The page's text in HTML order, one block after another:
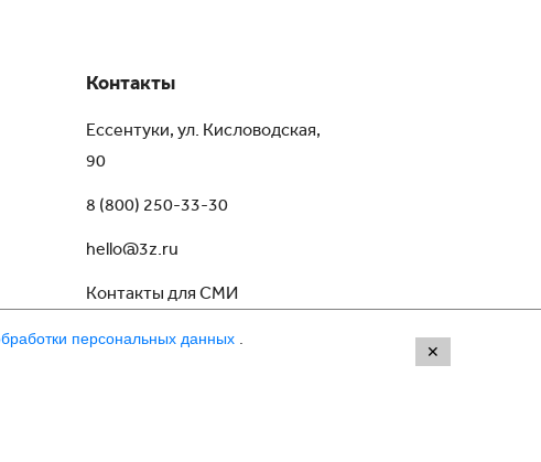
Контакты
Ессентуки, ул. Кисловодская,
90
8 (800) 250-33-30
hello@3z.ru
Контакты для СМИ
персональных данных
✕